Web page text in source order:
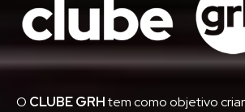
O CLUBE GRHtem como objetivo